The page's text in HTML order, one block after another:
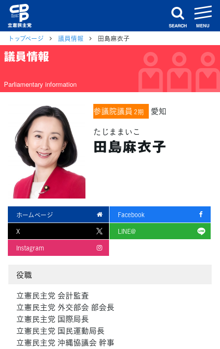
search
トップページ 議員情報 田島麻衣子
議員情報
Parliamentary information
参議院議員 2期
愛知
たじままいこ
田島麻衣子
ホームページ
Facebook
X
LINE@
Instagram
役職
立憲民主党 会計監査
立憲民主党 外交部会 部会長
立憲民主党 国際局長
立憲民主党 国民運動局長
立憲民主党 沖縄協議会 幹事